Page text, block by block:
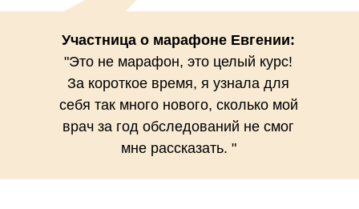
Участница о марафоне Евгении:
"Это не марафон, это целый курс!
За короткое время, я узнала для
себя так много нового, сколько мой
врач за год обследований не смог
мне рассказать. "